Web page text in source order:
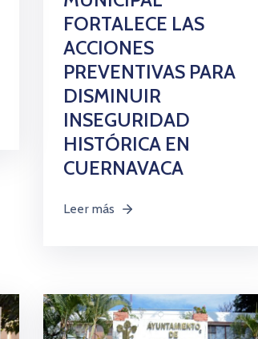
FORTALECE LAS
ACCIONES
PREVENTIVAS PARA
DISMINUIR
INSEGURIDAD
HISTÓRICA EN
CUERNAVACA
Leer más